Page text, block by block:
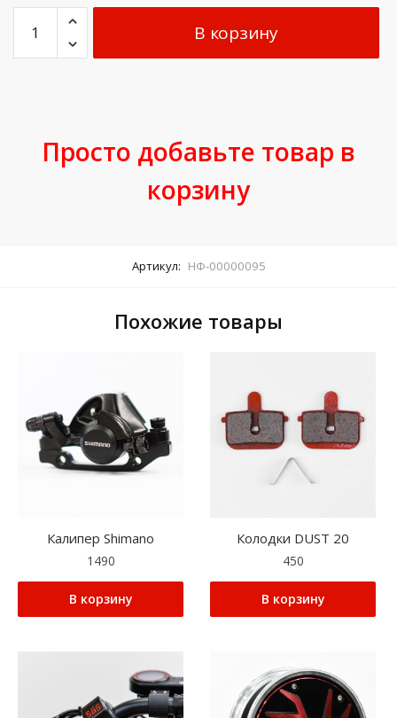
В корзину
Просто добавьте товар в
корзину
Артикул: НФ-00000095
Похожие товары
Калипер Shimano
1490
В корзину
Колодки DUST 20
450
В корзину